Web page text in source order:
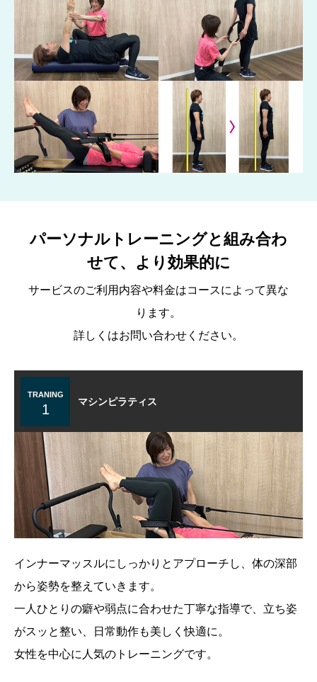
パーソナルトレーニングと組み合わ
せて、より効果的に
サービスのご利用内容や料金はコースによって異な
ります。
詳しくはお問い合わせください。
TRANING
1 マシンピラティス
インナーマッスルにしっかりとアプローチし、体の深部
から姿勢を整えていきます。
一人ひとりの癖や弱点に合わせた丁寧な指導で、立ち姿
がスッと整い、日常動作も美しく快適に。
女性を中心に人気のトレーニングです。